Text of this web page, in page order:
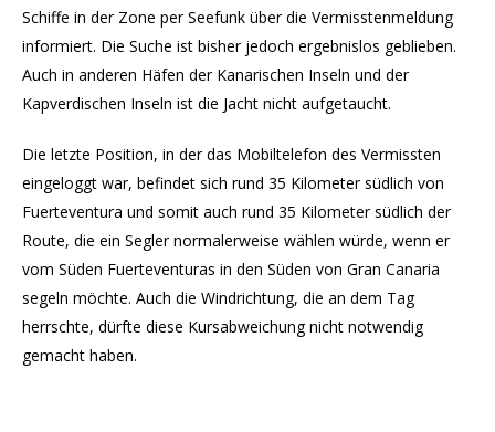
Schiffe in der Zone per Seefunk über die Vermisstenmeldung
informiert. Die Suche ist bisher jedoch ergebnislos geblieben.
Auch in anderen Häfen der Kanarischen Inseln und der
Kapverdischen Inseln ist die Jacht nicht aufgetaucht.
Die letzte Position, in der das Mobiltelefon des Vermissten
eingeloggt war, befindet sich rund 35 Kilometer südlich von
Fuerteventura und somit auch rund 35 Kilometer südlich der
Route, die ein Segler normalerweise wählen würde, wenn er
vom Süden Fuerteventuras in den Süden von Gran Canaria
segeln möchte. Auch die Windrichtung, die an dem Tag
herrschte, dürfte diese Kursabweichung nicht notwendig
gemacht haben.